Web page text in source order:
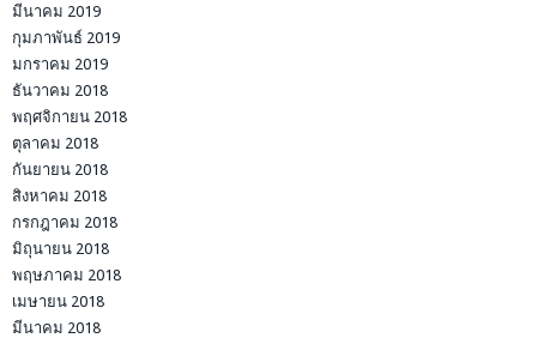
มีนาคม 2019
กุมภาพันธ์ 2019
มกราคม 2019
ธันวาคม 2018
พฤศจิกายน 2018
ตุลาคม 2018
กันยายน 2018
สิงหาคม 2018
กรกฎาคม 2018
มิถุนายน 2018
พฤษภาคม 2018
เมษายน 2018
มีนาคม 2018